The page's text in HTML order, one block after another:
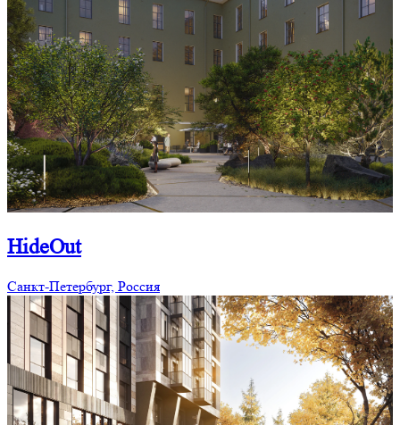
HideOut
Санкт-Петербург, Россия